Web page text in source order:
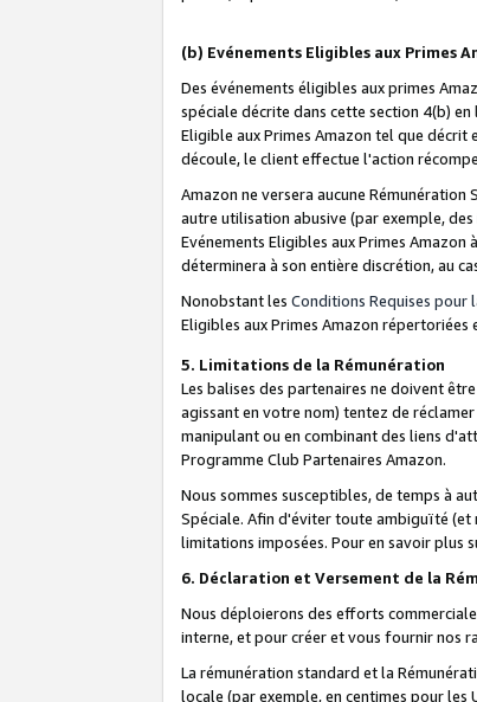
(b) Evénements Eligibles aux Primes
Des événements éligibles aux primes
spéciale décrite dans cette section 4(b) en
Eligible aux Primes Amazon tel que décrit
découle, le client effectue l'action
Amazon ne versera aucune
autre utilisation abusive (par exemple,
Evénements Eligibles aux Primes Amazon
déterminera à son entière discrétion, au
Nonobstant les Conditions Requises pour
Eligibles aux Primes Amazon répertoriées
5. Limitations de la Rémunération
Les balises des partenaires ne doivent
agissant en votre nom) tentez de
manipulant ou en combinant des liens
Programme Club Partenaires Amazon.
Nous sommes susceptibles, de temps à
Spéciale. Afin d'éviter toute ambiguïté
limitations imposées. Pour en savoir plus
6. Déclaration et Versement de la
Nous déploierons des efforts
interne, et pour créer et vous fournir nos
La rémunération standard et la
locale (par exemple, en centimes pour